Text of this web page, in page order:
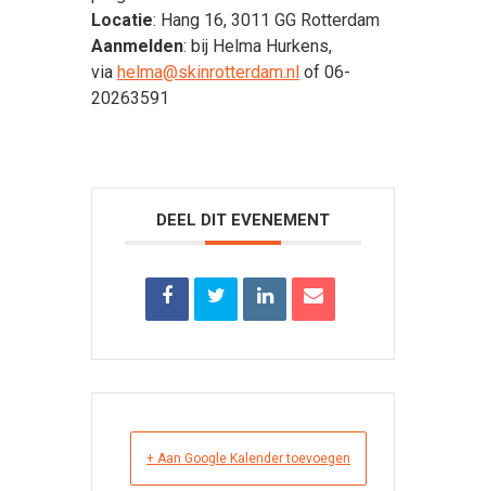
Locatie: Hang 16, 3011 GG Rotterdam
Aanmelden: bij Helma Hurkens,
via helma@skinrotterdam.nl of 06-
20263591
DEEL DIT EVENEMENT
+ Aan Google Kalender toevoegen